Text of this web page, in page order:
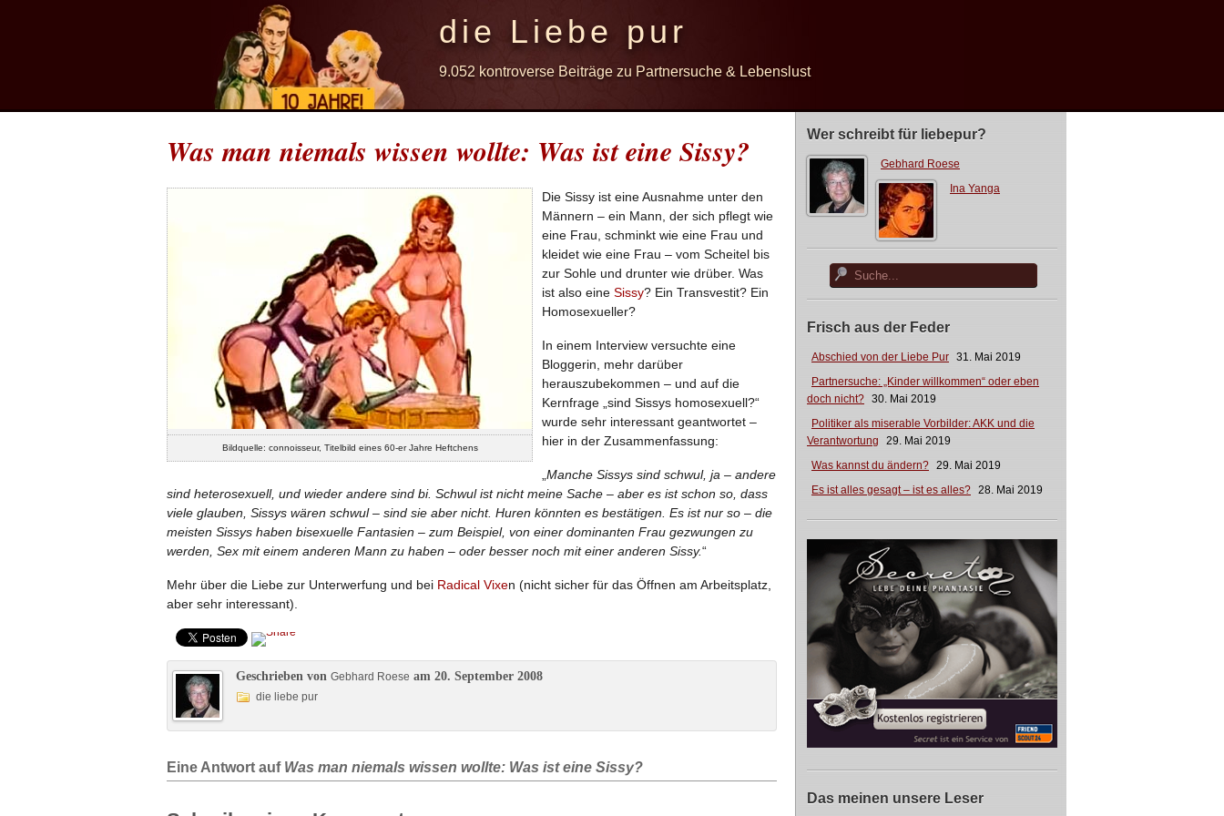
die Liebe pur
9.052 kontroverse Beiträge zu Partnersuche & Lebenslust
Wer schreibt für liebepur?
Gebhard Roese
Ina Yanga
Frisch aus der Feder
Abschied von der Liebe Pur 31. Mai 2019
Partnersuche: „Kinder willkommen“ oder eben
doch nicht? 30. Mai 2019
Politiker als miserable Vorbilder: AKK und die
Verantwortung
29. Mai 2019
Was kannst du ändern? 29. Mai 2019
Es ist alles gesagt – ist es alles? 28. Mai 2019
Das meinen unsere Leser
Was man niemals wissen wollte: Was ist eine Sissy?
Bildquelle: connoisseur, Titelbild eines 60-er Jahre Heftchens
Die Sissy ist eine Ausnahme unter den
Männern – ein Mann, der sich pflegt wie
eine Frau, schminkt wie eine Frau und
kleidet wie eine Frau – vom Scheitel bis
zur Sohle und drunter wie drüber. Was
ist also eine Sissy? Ein Transvestit? Ein
Homosexueller?
In einem Interview versuchte eine
Bloggerin, mehr darüber
herauszubekommen – und auf die
Kernfrage „sind Sissys homosexuell?“
wurde sehr interessant geantwortet –
hier in der Zusammenfassung:
Manche Sissys sind schwul, ja – andere
sind heterosexuell, und wieder andere sind bi. Schwul ist nicht meine Sache – aber es ist schon so, dass
viele glauben, Sissys wären schwul – sind sie aber nicht. Huren könnten es bestätigen. Es ist nur so – die
meisten Sissys haben bisexuelle Fantasien – zum Beispiel, von einer dominanten Frau gezwungen zu
werden, Sex mit einem anderen Mann zu haben – oder besser noch mit einer anderen Sissy.“
Mehr über die Liebe zur Unterwerfung und bei Radical Vixen (nicht sicher für das Öffnen am Arbeitsplatz,
aber sehr interessant).
Geschrieben von Gebhard Roese am 20. September 2008
die liebe pur
Eine Antwort auf Was man niemals wissen wollte: Was ist eine Sissy?